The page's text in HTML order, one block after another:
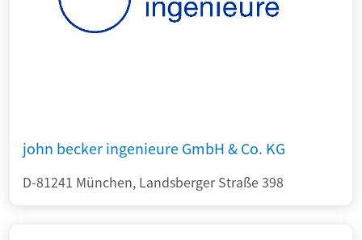
john becker ingenieure GmbH & Co. KG
D-81241 München, Landsberger Straße 398